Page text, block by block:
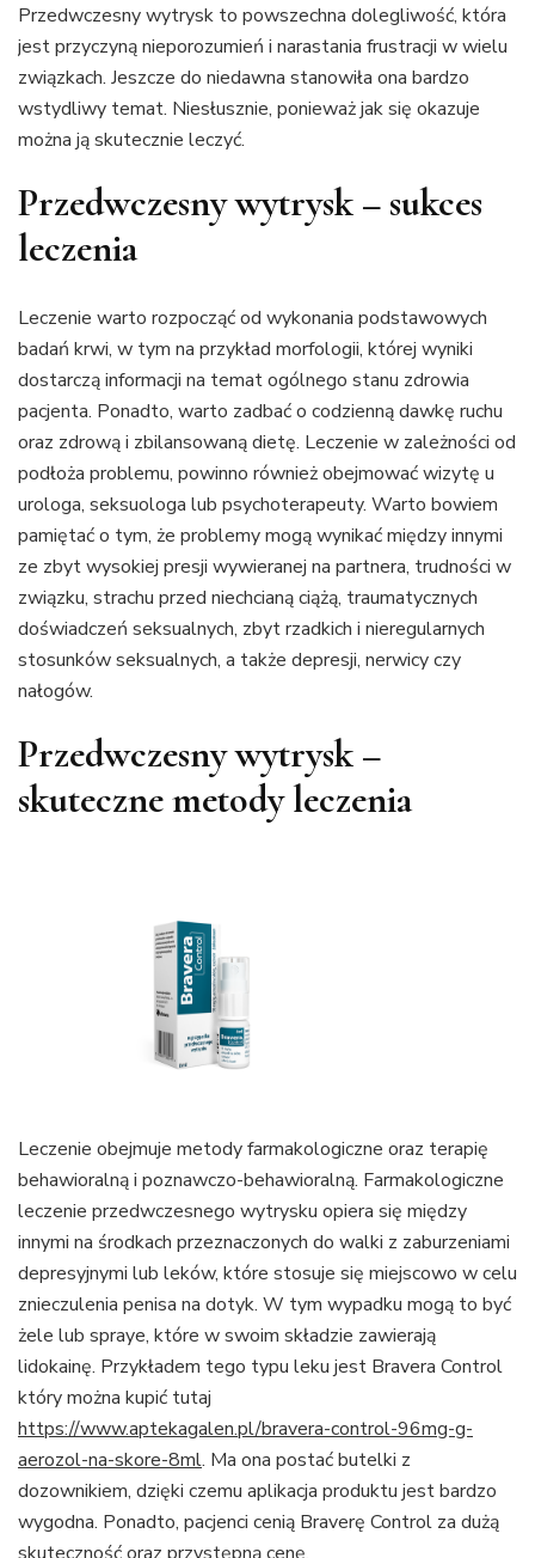
Przedwczesny wytrysk to powszechna dolegliwość, która
jest przyczyną nieporozumień i narastania frustracji w wielu
związkach. Jeszcze do niedawna stanowiła ona bardzo
wstydliwy temat. Niesłusznie, ponieważ jak się okazuje
można ją skutecznie leczyć.
Przedwczesny wytrysk – sukces
leczenia
Leczenie warto rozpocząć od wykonania podstawowych
badań krwi, w tym na przykład morfologii, której wyniki
dostarczą informacji na temat ogólnego stanu zdrowia
pacjenta. Ponadto, warto zadbać o codzienną dawkę ruchu
oraz zdrową i zbilansowaną dietę. Leczenie w zależności od
podłoża problemu, powinno również obejmować wizytę u
urologa, seksuologa lub psychoterapeuty. Warto bowiem
pamiętać o tym, że problemy mogą wynikać między innymi
ze zbyt wysokiej presji wywieranej na partnera, trudności w
związku, strachu przed niechcianą ciążą, traumatycznych
doświadczeń seksualnych, zbyt rzadkich i nieregularnych
stosunków seksualnych, a także depresji, nerwicy czy
nałogów.
Przedwczesny wytrysk –
skuteczne metody leczenia
Leczenie obejmuje metody farmakologiczne oraz terapię
behawioralną i poznawczo-behawioralną. Farmakologiczne
leczenie przedwczesnego wytrysku opiera się między
innymi na środkach przeznaczonych do walki z zaburzeniami
depresyjnymi lub leków, które stosuje się miejscowo w celu
znieczulenia penisa na dotyk. W tym wypadku mogą to być
żele lub spraye, które w swoim składzie zawierają
lidokainę. Przykładem tego typu leku jest Bravera Control
który można kupić tutaj
https://www.aptekagalen.pl/bravera-control-96mg-g-
aerozol-na-skore-8ml. Ma ona postać butelki z
dozownikiem, dzięki czemu aplikacja produktu jest bardzo
wygodna. Ponadto, pacjenci cenią Braverę Control za dużą